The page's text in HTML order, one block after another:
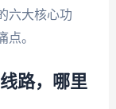
六大核心功
。
路，哪里